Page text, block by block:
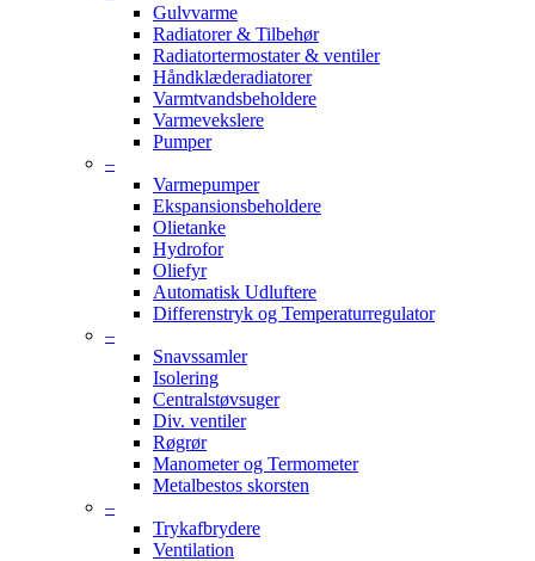
Gulvvarme
Radiatorer & Tilbehør
Radiatortermostater & ventiler
Håndklæderadiatorer
Varmtvandsbeholdere
Varmevekslere
Pumper
–
Varmepumper
Ekspansionsbeholdere
Olietanke
Hydrofor
Oliefyr
Automatisk Udluftere
Differenstryk og Temperaturregulator
–
Snavssamler
Isolering
Centralstøvsuger
Div. ventiler
Røgrør
Manometer og Termometer
Metalbestos skorsten
–
Trykafbrydere
Ventilation